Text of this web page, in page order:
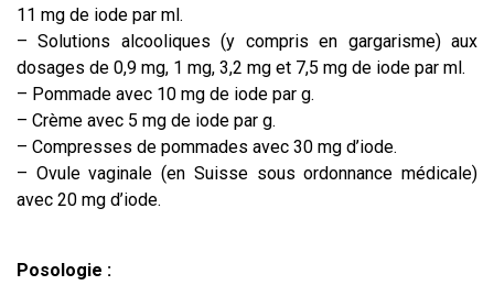
11 mg de iode par ml.
– Solutions alcooliques (y compris en gargarisme) aux
dosages de 0,9 mg, 1 mg, 3,2 mg et 7,5 mg de iode par ml.
– Pommade avec 10 mg de iode par g.
– Crème avec 5 mg de iode par g.
– Compresses de pommades avec 30 mg d’iode.
– Ovule vaginale (en Suisse sous ordonnance médicale)
avec 20 mg d’iode.
Posologie :